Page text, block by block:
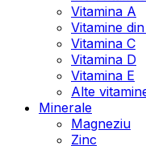
Vitamina A
Vitamine
Vitamina C
Vitamina D
Vitamina E
Alte
Minerale
Magneziu
Zinc